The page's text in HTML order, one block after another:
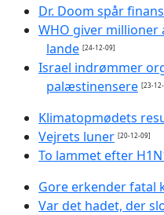
Dr. Doom spår
WHO giver millioner
lande [24-12-09]
Israel indrømmer
palæstinensere [23-
Klimatopmødets
Vejrets luner [20-12-09]
To lammet efter
Gore erkender fatal
Var det hadet, der